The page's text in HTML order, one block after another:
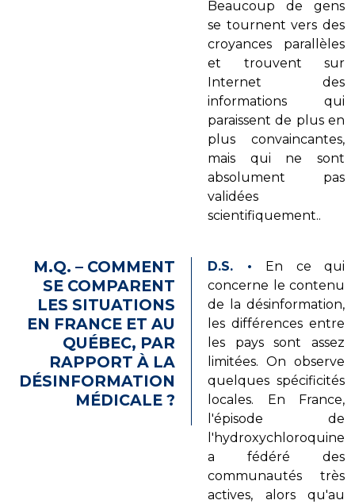
Beaucoup de gens
se tournent vers des
croyances parallèles
et trouvent sur
Internet des
informations qui
paraissent de plus en
plus convaincantes,
mais qui ne sont
absolument pas
validées
scientifiquement..
M.Q. – COMMENT
SE COMPARENT
LES SITUATIONS
EN FRANCE ET AU
QUÉBEC, PAR
RAPPORT À LA
DÉSINFORMATION
MÉDICALE ?
D.S. • En ce qui
concerne le contenu
de la désinformation,
les différences entre
les pays sont assez
limitées. On observe
quelques spécificités
locales. En France,
l'épisode de
l'hydroxychloroquine
a fédéré des
communautés très
actives, alors qu'au